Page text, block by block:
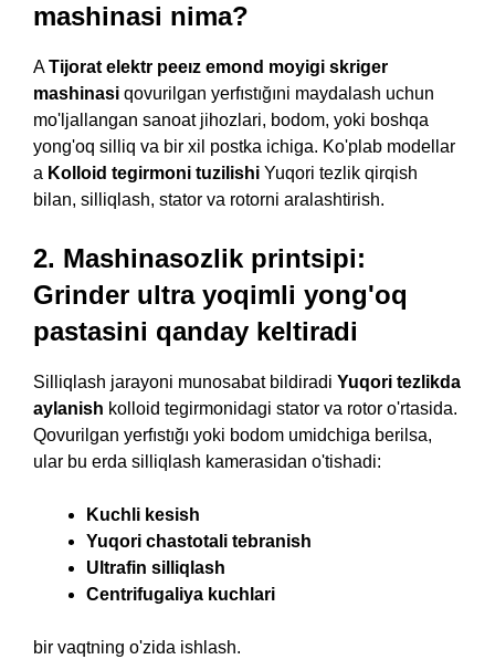
mashinasi nima?
ATijorat elektr peeız emond moyigi skriger
mashinasi qovurilgan yerfıstığıni maydalash uchun
mo'ljallangan sanoat jihozlari, bodom, yoki boshqa
yong'oq silliq va bir xil postka ichiga. Ko'plab modellar
a Kolloid tegirmoni tuzilishi Yuqori tezlik qirqish
bilan, silliqlash, stator va rotorni aralashtirish.
2. Mashinasozlik printsipi:
Grinder ultra yoqimli yong'oq
pastasini qanday keltiradi
Silliqlash jarayoni munosabat bildiradi Yuqori tezlikda
aylanish kolloid tegirmonidagi stator va rotor o'rtasida.
Qovurilgan yerfıstığı yoki bodom umidchiga berilsa,
ular bu erda silliqlash kamerasidan o'tishadi:
Kuchli kesish
Yuqori chastotali tebranish
Ultrafin silliqlash
Centrifugaliya kuchlari
bir vaqtning o'zida ishlash.